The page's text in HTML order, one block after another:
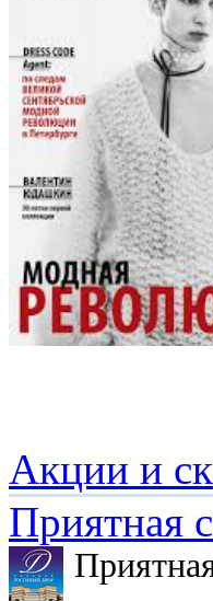
Акции и
Приятная